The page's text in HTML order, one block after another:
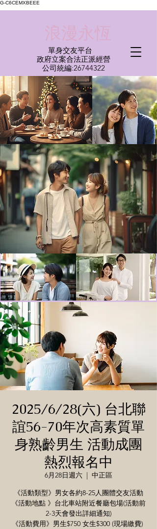
G-C6CEMXBEEE
單身交友平台
​政府立案合法正派經營​
​公司統編:26744322
​浪漫永恆
2025/6/28(六) 台北聯
誼56-70年次高素質單
身熟齡男生 活動成團
熱烈報名中
6月28日週六
  |
中正區
《活動類型》男女各約8-25人團體交友活動
《活動地點 》台北車站附近餐廳包場(活動前
2-3天會發出詳細通知)
《活動費用》男生$750 女生$300 (現場繳費)